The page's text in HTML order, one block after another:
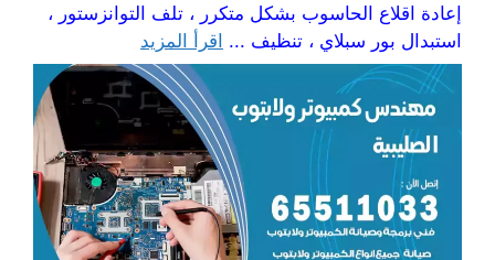
إعادة اقلاع الحاسوب بشكل متكرر ، تلف التوانزستور ،
استبدال بور سبلاي ، تنظيف ... اقرأ المزيد